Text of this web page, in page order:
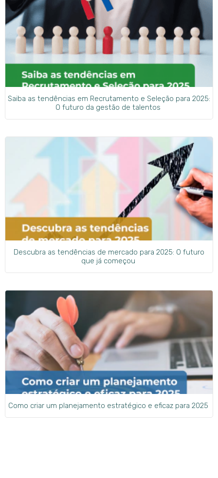
Saiba as tendências em Recrutamento e Seleção para 2025:
O futuro da gestão de talentos
Descubra as tendências de mercado para 2025: O futuro
que já começou
Como criar um planejamento estratégico e eficaz para 2025